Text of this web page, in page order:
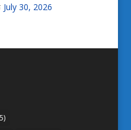
July 30, 2026